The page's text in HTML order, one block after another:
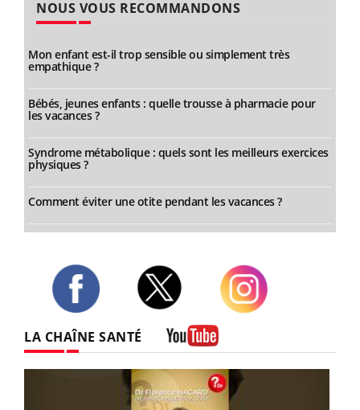
NOUS VOUS RECOMMANDONS
Mon enfant est-il trop sensible ou simplement très
empathique ?
Bébés, jeunes enfants : quelle trousse à pharmacie pour
les vacances ?
Syndrome métabolique : quels sont les meilleurs exercices
physiques ?
Comment éviter une otite pendant les vacances ?
LA CHAÎNE SANTÉ